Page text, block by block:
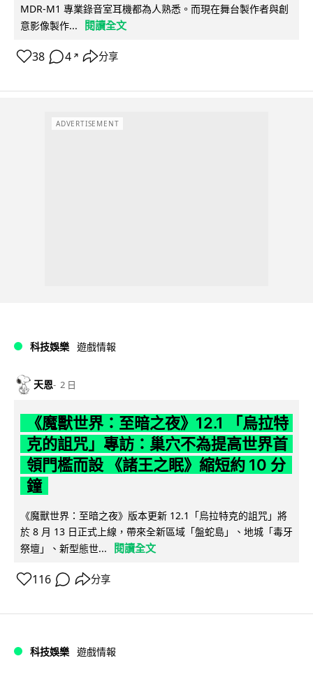
MDR-M1 專業錄音室耳機都為人熟悉。而現在舞台製作者與創
意影像製作...
閱讀全文
38 4 ↗ 分享
ADVERTISEMENT
科技娛樂 遊戲情報
天恩 2 日
《魔獸世界：至暗之夜》12.1 「烏拉特
克的詛咒」專訪：巢穴不為提高世界首
領門檻而設 《諸王之眠》縮短約 10 分
鐘
《魔獸世界：至暗之夜》版本更新 12.1「烏拉特克的詛咒」將
於 8 月 13 日正式上線，帶來全新區域「盤蛇島」、地城「毒牙
祭壇」、新型態世...
閱讀全文
116 分享
科技娛樂 遊戲情報